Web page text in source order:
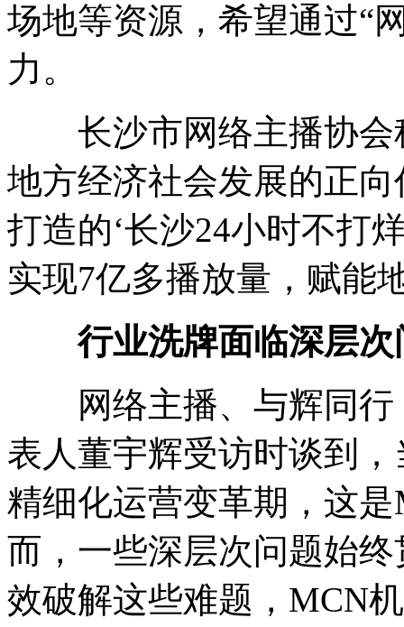
场地等资源，希望通过“
力。
长沙市网络主播协会
地方经济社会发展的正
打造的‘长沙24小时不打
实现7亿多播放量，赋能
行业洗牌面临深层次
网络主播、与辉同行
表人董宇辉受访时谈到
精细化运营变革期，这
而，一些深层次问题始
效破解这些难题，MCN